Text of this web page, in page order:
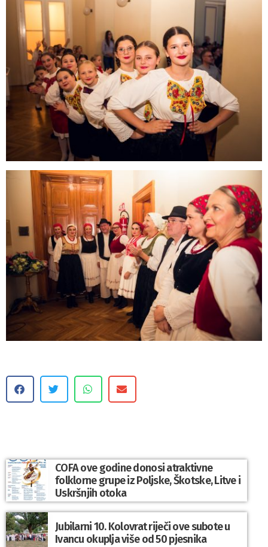
COFA ove godine donosi atraktivne
folklorne grupe iz Poljske, Škotske, Litve i
Uskršnjih otoka
Jubilarni 10. Kolovrat riječi ove subote u
Ivancu okuplja više od 50 pjesnika